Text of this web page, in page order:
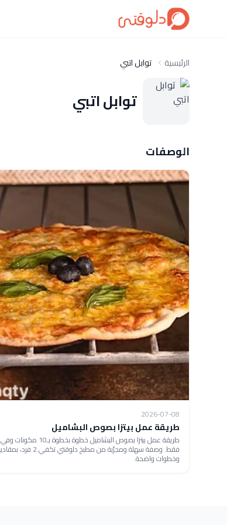
الرئيسية توابل اتبي
توابل اتبي
الوصفات
2026-07-08
طريقة عمل بيتزا بصوص البشاميل
فقط. وصفة سهلة ومجرّبة من مطبخ
وخطوات واضحة.